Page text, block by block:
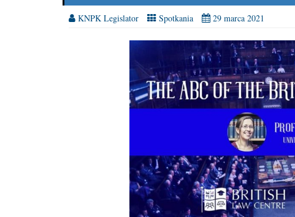
KNPK Legislator Spotkania 29 marca 2021